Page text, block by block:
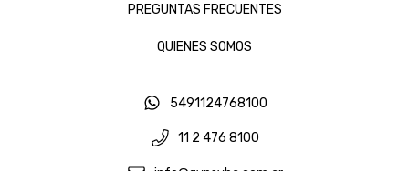
PREGUNTAS FRECUENTES
QUIENES SOMOS
5491124768100
11 2 476 8100